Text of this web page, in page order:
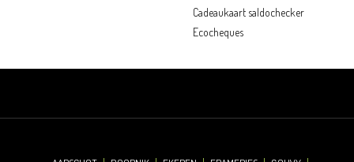
Cadeaukaart saldochecker
Ecocheques